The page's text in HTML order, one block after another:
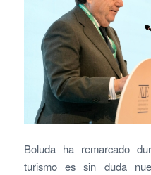
Boluda ha remarcado
turismo es sin duda